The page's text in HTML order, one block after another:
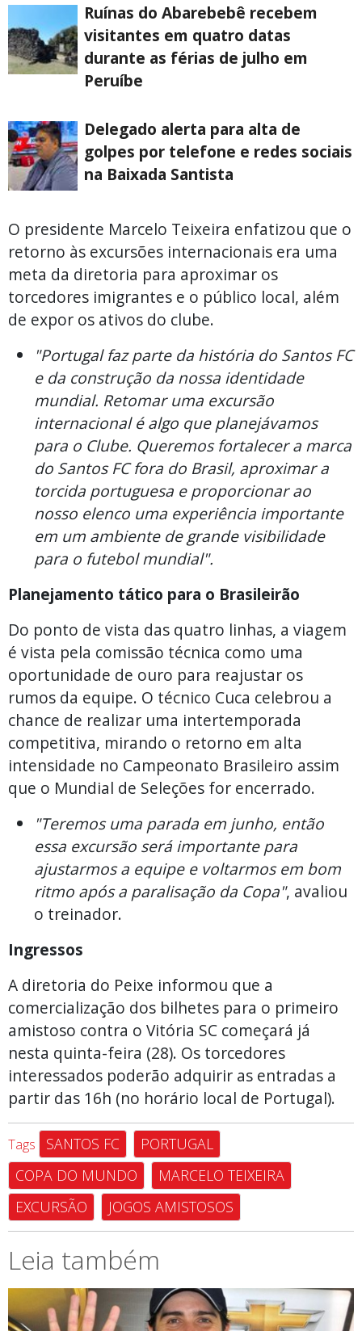
Ruínas do Abarebebê recebem
visitantes em quatro datas
durante as férias de julho em
Peruíbe
Delegado alerta para alta de
golpes por telefone e redes sociais
na Baixada Santista
O presidente Marcelo Teixeira enfatizou que o
retorno às excursões internacionais era uma
meta da diretoria para aproximar os
torcedores imigrantes e o público local, além
de expor os ativos do clube.
"Portugal faz parte da história do Santos FC
e da construção da nossa identidade
mundial. Retomar uma excursão
internacional é algo que planejávamos
para o Clube. Queremos fortalecer a marca
do Santos FC fora do Brasil, aproximar a
torcida portuguesa e proporcionar ao
nosso elenco uma experiência importante
em um ambiente de grande visibilidade
para o futebol mundial".
Planejamento tático para o Brasileirão
Do ponto de vista das quatro linhas, a viagem
é vista pela comissão técnica como uma
oportunidade de ouro para reajustar os
rumos da equipe. O técnico Cuca celebrou a
chance de realizar uma intertemporada
competitiva, mirando o retorno em alta
intensidade no Campeonato Brasileiro assim
que o Mundial de Seleções for encerrado.
"Teremos uma parada em junho, então
essa excursão será importante para
ajustarmos a equipe e voltarmos em bom
ritmo após a paralisação da Copa", avaliou
o treinador.
Ingressos
A diretoria do Peixe informou que a
comercialização dos bilhetes para o primeiro
amistoso contra o Vitória SC começará já
nesta quinta-feira (28). Os torcedores
interessados poderão adquirir as entradas a
partir das 16h (no horário local de Portugal).
Tags SANTOS FC
PORTUGAL
COPA DO MUNDO
MARCELO TEIXEIRA
EXCURSÃO
JOGOS AMISTOSOS
Leia também